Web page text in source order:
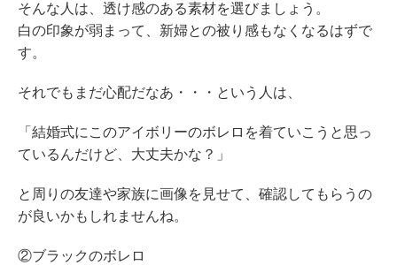
そんな人は、透け感のある素材を選びましょう。
白の印象が弱まって、新婦との被り感もなくなるはずで
す。
それでもまだ心配だなあ・・・という人は、
「結婚式にこのアイボリーのボレロを着ていこうと思っ
ているんだけど、大丈夫かな？」
と周りの友達や家族に画像を見せて、確認してもらうの
が良いかもしれませんね。
②ブラックのボレロ